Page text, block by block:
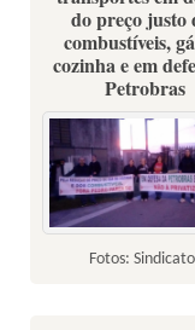
do preço justo
combustíveis,
cozinha e em
Petrobras
Fotos: